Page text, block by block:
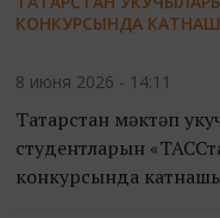
КОНКУРСЫНДА
8 июня 2026 - 14:11
Татарстан мәктәп
студентларын
конкурсында